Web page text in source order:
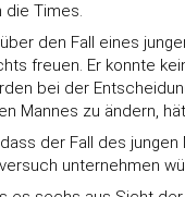
die Times.
den Fall eines
freuen. Er konnte
bei der
Mannes zu ändern,
der Fall des
unternehmen